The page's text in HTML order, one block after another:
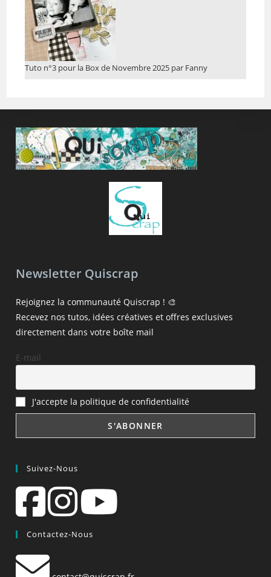
Tuto n°3 pour la Box de Novembre 2025 par Fanny
Newsletter Quiscrap
Rejoignez la communauté Quiscrap ! 🎨
Recevez nos tutos, idées créatives et offres exclusives
directement dans votre boîte mail
E-mail
J'accepte la politique de confidentialité
Suivez-Nous
Contactez-Nous